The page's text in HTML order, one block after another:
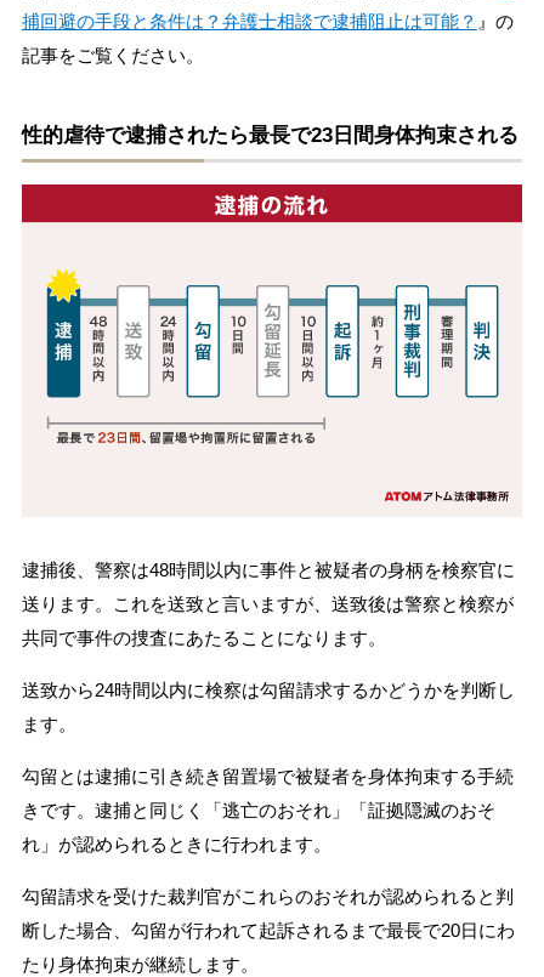
捕回避の手段と条件は？弁護士相談で逮捕阻止は可能？ 』の
記事をご覧ください。
性的虐待で逮捕されたら最長で23日間身体拘束される
逮捕後、警察は48時間以内に事件と被疑者の身柄を検察官に
送ります。これを送致と言いますが、送致後は警察と検察が
共同で事件の捜査にあたることになります。
送致から24時間以内に検察は勾留請求するかどうかを判断し
ます。
勾留とは逮捕に引き続き留置場で被疑者を身体拘束する手続
きです。逮捕と同じく「逃亡のおそれ」「証拠隠滅のおそ
れ」が認められるときに行われます。
勾留請求を受けた裁判官がこれらのおそれが認められると判
断した場合、勾留が行われて起訴されるまで最長で20日にわ
たり身体拘束が継続します。